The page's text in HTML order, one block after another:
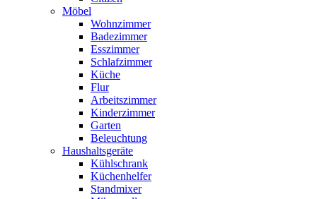
Möbel
Wohnzimmer
Badezimmer
Esszimmer
Schlafzimmer
Küche
Flur
Arbeitszimmer
Kinderzimmer
Garten
Beleuchtung
Haushaltsgeräte
Kühlschrank
Küchenhelfer
Standmixer